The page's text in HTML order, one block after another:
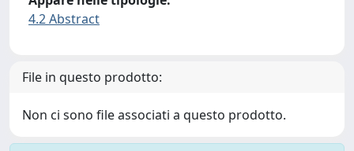
4.2 Abstract
File in questo prodotto:
Non ci sono file associati a questo prodotto.